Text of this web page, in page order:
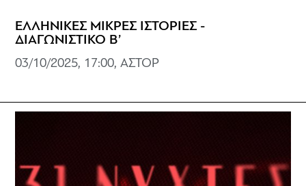
ΕΛΛΗΝΙΚΕΣ ΜΙΚΡΕΣ ΙΣΤΟΡΙΕΣ -
ΔΙΑΓΩΝΙΣΤΙΚΟ Β’
03/10/2025, 17:00, ΑΣΤΟΡ